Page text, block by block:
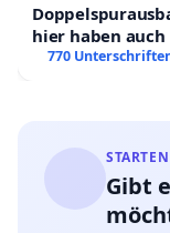
hier haben auch
770
Gibt